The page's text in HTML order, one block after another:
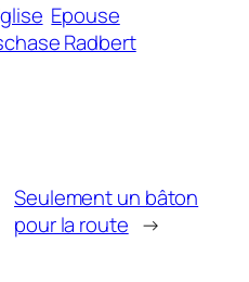
Epouse
Radbert
Seulement un bâton
pour la route →